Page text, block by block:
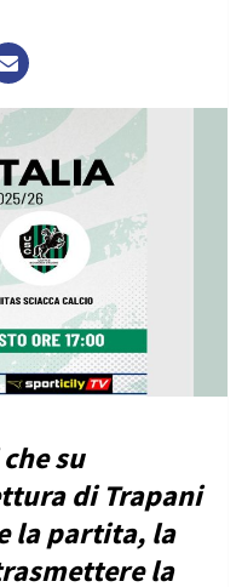
su
di Trapani
la partita, la
la